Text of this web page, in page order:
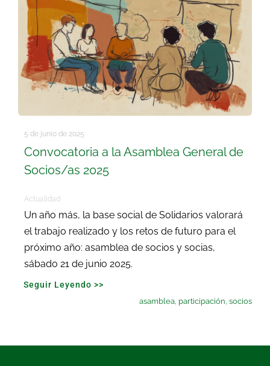
5 de junio de 2025
Convocatoria a la Asamblea General de
Socios/as 2025
Actualidad
Un año más, la base social de Solidarios valorará
el trabajo realizado y los retos de futuro para el
próximo año: asamblea de socios y socias,
sábado 21 de junio 2025.
Seguir Leyendo >>
asamblea, participación,socios